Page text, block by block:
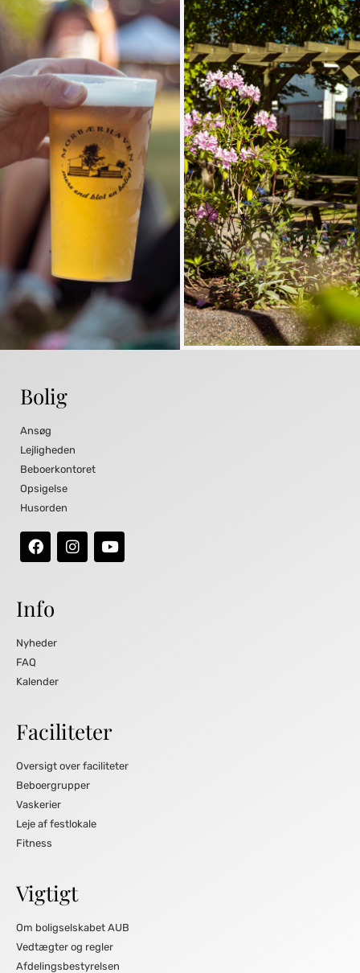
Bolig
Ansøg
Lejligheden
Beboerkontoret
Opsigelse
Husorden
Info
Nyheder
FAQ
Kalender
Faciliteter
Oversigt over faciliteter
Beboergrupper
Vaskerier
Leje af festlokale
Fitness
Vigtigt
Om boligselskabet AUB
Vedtægter og regler
Afdelingsbestyrelsen